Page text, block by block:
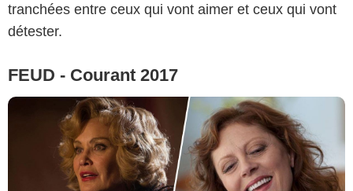
tranchées entre ceux qui vont aimer et ceux qui vont
détester.
FEUD - Courant 2017